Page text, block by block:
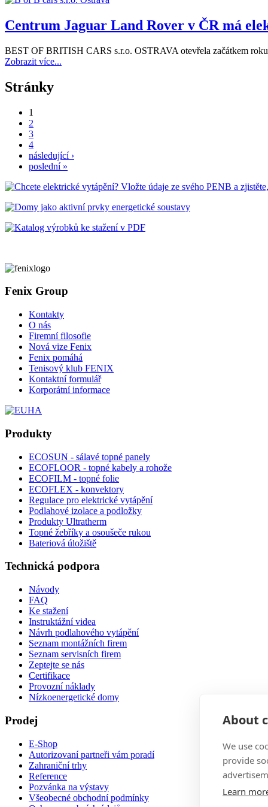
Centrum Jaguar Land Rover v ČR má
BEST OF BRITISH CARS s.r.o. OSTRAVA otevřela začátkem
Zobrazit více...
Stránky
1
2
3
4
následující ›
poslední »
Fenix Group
Kontakty
O nás
Firemní filosofie
Nová vize Fenix
Fenix pomáhá
Tenisový klub FENIX
Kontaktní formulář
Korporátní informace
Produkty
ECOSUN - sálavé topné panely
ECOFLOOR - topné kabely a rohože
ECOFILM - topné folie
ECOFLEX - konvektory
Regulace pro elektrické vytápění
Podlahové izolace a podložky
Produkty Ultratherm
Topné žebříky a osoušeče rukou
Bateriová úložiště
Technická podpora
Návody
FAQ
Ke stažení
Instruktážní videa
Návrh podlahového vytápění
Seznam montážních firem
Seznam servisních firem
Zeptejte se nás
Certifikace
Provozní náklady
Nízkoenergetické domy
Prodej
E-Shop
Autorizovaní partneři vám poradí
Zahraniční trhy
Reference
Pozvánka na výstavy
Všeobecné obchodní podmínky
About
We use
provide
Learn